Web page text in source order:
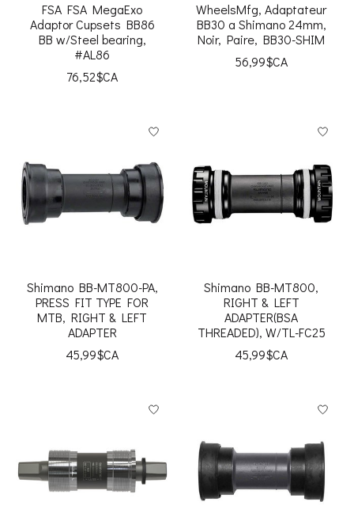
FSA FSA MegaExo
Adaptor Cupsets BB86
BB w/Steel bearing,
#AL86
76,52$CA
WheelsMfg, Adaptateur
BB30 a Shimano 24mm,
Noir, Paire, BB30-SHIM
56,99$CA
Shimano BB-MT800-PA,
PRESS FIT TYPE FOR
MTB, RIGHT & LEFT
ADAPTER
45,99$CA
Shimano BB-MT800,
RIGHT & LEFT
ADAPTER(BSA
THREADED), W/TL-FC25
45,99$CA